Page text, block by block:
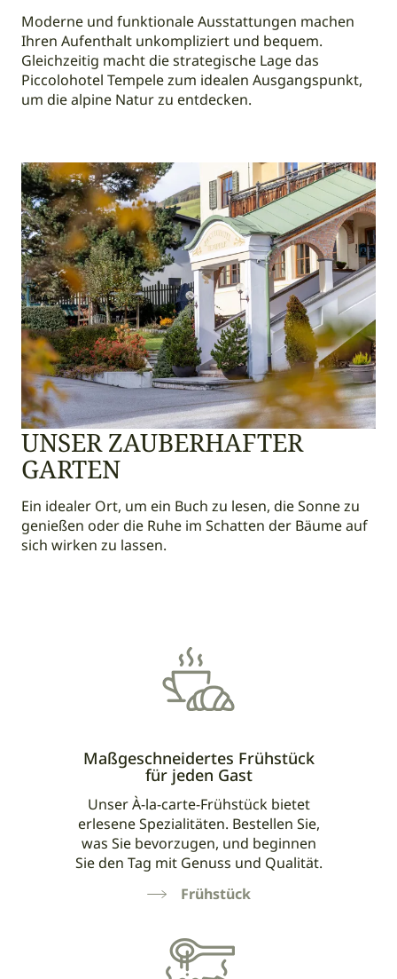
Moderne und funktionale Ausstattungen machen
Ihren Aufenthalt unkompliziert und bequem.
Gleichzeitig macht die strategische Lage das
Piccolohotel Tempele zum idealen Ausgangspunkt,
um die alpine Natur zu entdecken.
UNSER ZAUBERHAFTER
GARTEN
Ein idealer Ort, um ein Buch zu lesen, die Sonne zu
genießen oder die Ruhe im Schatten der Bäume auf
sich wirken zu lassen.
Maßgeschneidertes Frühstück
für jeden Gast
Unser À-la-carte-Frühstück bietet
erlesene Spezialitäten. Bestellen Sie,
was Sie bevorzugen, und beginnen
Sie den Tag mit Genuss und Qualität.
Frühstück